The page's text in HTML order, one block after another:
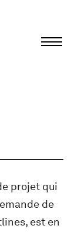
projet qui
de
est en